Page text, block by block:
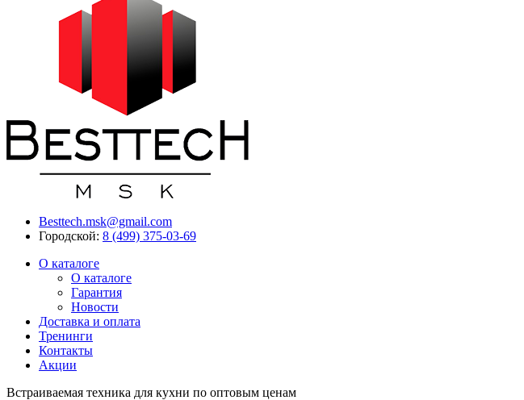
Besttech.msk@gmail.com
Городской: 8 (499) 375-03-69
О каталоге
О каталоге
Гарантия
Новости
Доставка и оплата
Тренинги
Контакты
Акции
Встраиваемая техника для кухни по оптовым ценам